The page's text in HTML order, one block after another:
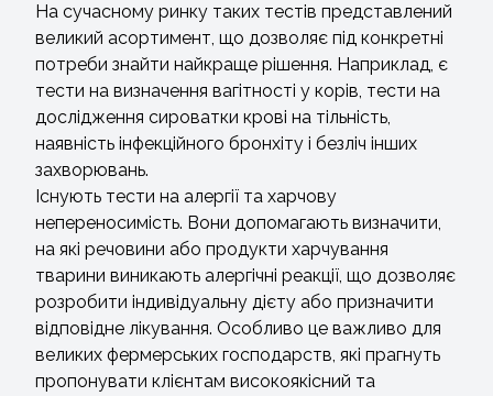
На сучасному ринку таких тестів представлений
великий асортимент, що дозволяє під конкретні
потреби знайти найкраще рішення. Наприклад, є
тести на визначення вагітності у корів, тести на
дослідження сироватки крові на тільність,
наявність інфекційного бронхіту і безліч інших
захворювань.
Існують тести на алергії та харчову
непереносимість. Вони допомагають визначити,
на які речовини або продукти харчування
тварини виникають алергічні реакції, що дозволяє
розробити індивідуальну дієту або призначити
відповідне лікування. Особливо це важливо для
великих фермерських господарств, які прагнуть
пропонувати клієнтам високоякісний та